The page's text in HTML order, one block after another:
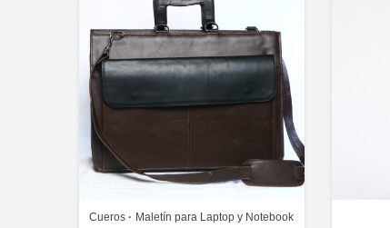
Cueros Maletín para Laptop y Notebook